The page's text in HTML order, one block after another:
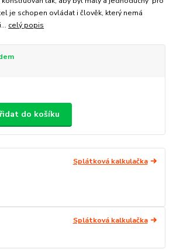
je schopen ovládat i člověk, který nemá
celý popis
do košíku
Splátková kalkulačka
Splátková kalkulačka